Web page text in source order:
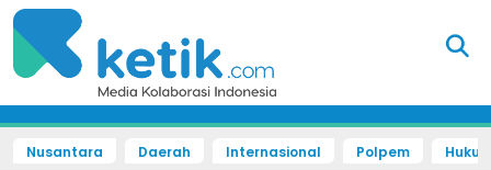
Nusantara Daerah Internasional Polpem